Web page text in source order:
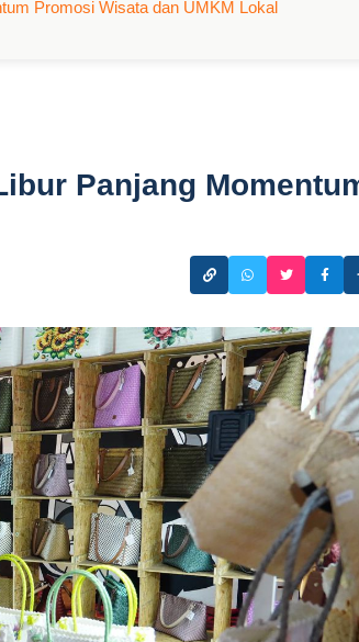
Promosi Wisata dan UMKM Lokal
Panjang